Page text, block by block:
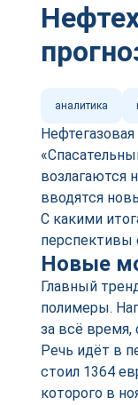
аналитика
возлагаются
вводятся
С какими
перспективы
Новые
Главный
полимеры.
за всё время,
Речь идёт в
стоил 1364
которого в